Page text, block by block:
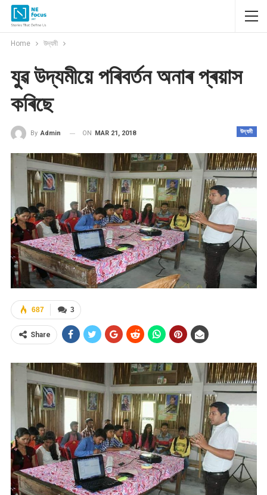
Home উদ্যমী
যুৱ উদ্যমীয়ে পৰিবৰ্তন অনাৰ প্ৰয়াস
কৰিছে
উদ্যমী
By Admin ON MAR 21, 2018
3
687
Share